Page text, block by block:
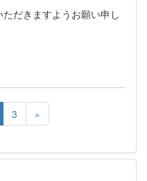
だきますようお願い申し
3 »